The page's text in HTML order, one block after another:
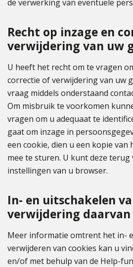
de verwerking van eventuele
Recht op inzage en
verwijdering van uw
U heeft het recht om te vragen
correctie of verwijdering van uw
vraag middels onderstaand
Om misbruik te voorkomen
vragen om u adequaat te
gaat om inzage in
een cookie, dien u een kopie van
mee te sturen. U kunt deze terug
instellingen van u browser.
In- en uitschakelen
verwijdering daarvan
Meer informatie omtrent het in-
verwijderen van cookies kan u
en/of met behulp van de Help-